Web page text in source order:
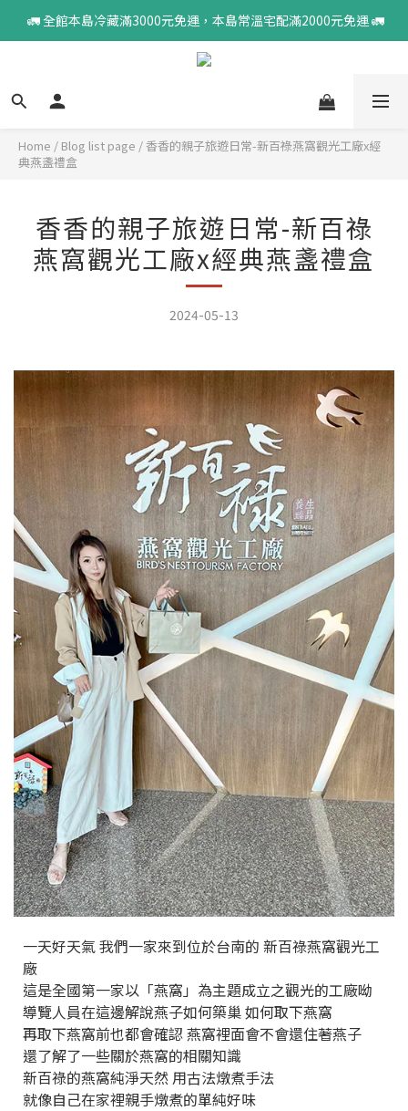
🚛 全館本島冷藏滿3000元免運，本島常溫宅配滿2000元免運 🚛
Home / Blog list page / 香香的親子旅遊日常-新百祿燕窩觀光工廠x經
典燕盞禮盒
香香的親子旅遊日常-新百祿
燕窩觀光工廠x經典燕盞禮盒
2024-05-13
一天好天氣 我們一家來到位於台南的 新百祿燕窩觀光工
廠
這是全國第一家以「燕窩」為主題成立之觀光的工廠呦
導覽人員在這邊解說燕子如何築巢 如何取下燕窩
再取下燕窩前也都會確認 燕窩裡面會不會還住著燕子
還了解了一些關於燕窩的相關知識
新百祿的燕窩純淨天然 用古法燉煮手法
就像自己在家裡親手燉煮的單純好味